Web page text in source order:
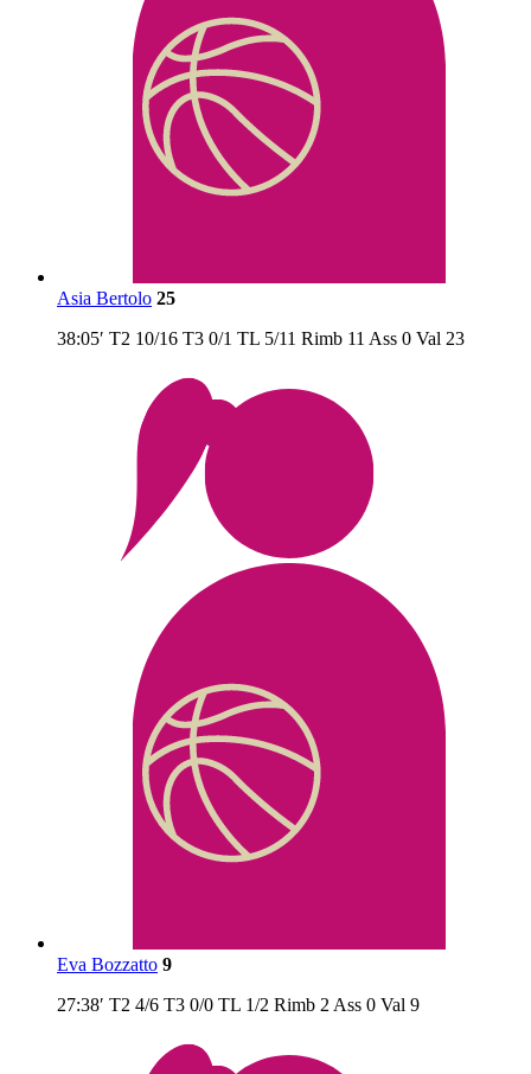
Asia Bertolo 25
38:05′ T2 10/16 T3 0/1 TL 5/11 Rimb 11 Ass 0 Val 23
Eva Bozzatto 9
27:38′ T2 4/6 T3 0/0 TL 1/2 Rimb 2 Ass 0 Val 9